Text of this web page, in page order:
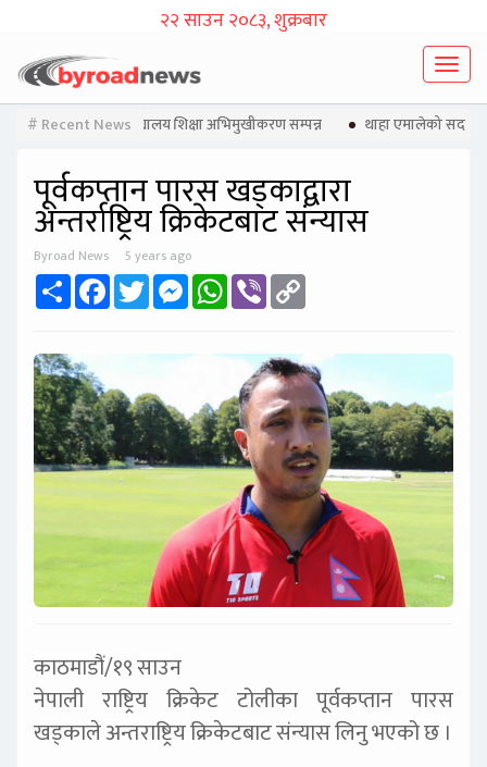
२२ साउन २०८३, शुक्रबार
# Recent News
क्याम्पसद्वारा विश्वविद्यालय शिक्षा अभिमुखीकरण सम्पन्न थाहा एमालेको
पूर्वकप्तान पारस खड्काद्वारा
अन्तर्राष्ट्रिय क्रिकेटबाट संन्यास
Byroad News 5 years ago
Share FacebookTwitterMessengerWhatsApp
Viber
काठमाडौं/१९ साउन
नेपाली राष्ट्रिय क्रिकेट टोलीका पूर्वकप्तान पारस
खड्काले अन्तराष्ट्रिय क्रिकेटबाट संन्यास लिनु भएको छ ।